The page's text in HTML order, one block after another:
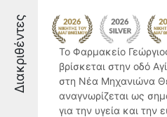
Διακριθέντες
Το Φαρμακείο
βρίσκεται στην οδό
στη Νέα Μηχανιώνα
αναγνωρίζεται ως
για την υγεία και την